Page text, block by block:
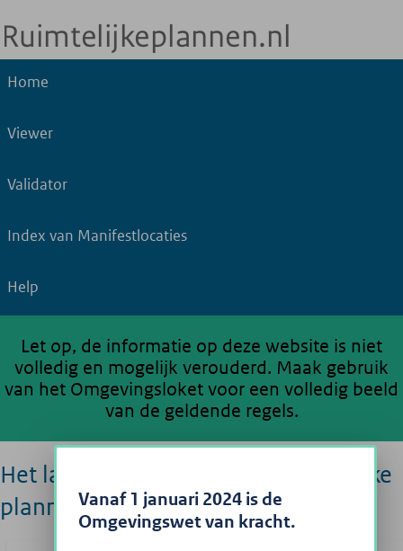
Home
Viewer
Validator
Index van Manifestlocaties
Help
Let op, de informatie op deze website is niet
volledig en mogelijk verouderd. Maak gebruik
van het Omgevingsloket voor een volledig beeld
van de geldende regels.
Het landelijke portaal voor ruimtelijke
plannenVanaf 1 januari 2024 is de
Omgevingswet van kracht.